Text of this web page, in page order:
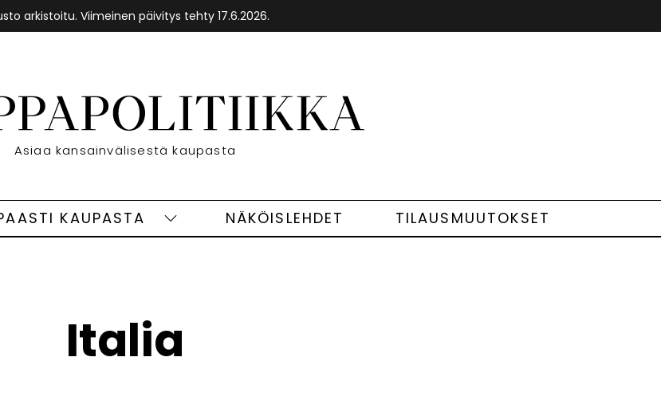
arkistoitu. Viimeinen päivitys tehty 17.6.2026.
Etusivu
Asiaa kansainvälisestä kaupasta
KAUPASTA
VapaastiNÄKÖISLEHDET TILAUSMUUTOKSET
Italia